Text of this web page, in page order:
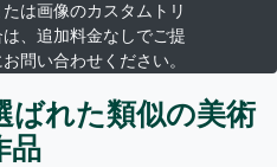
は画像のカスタムトリ
、追加料金なしでご提
問い合わせください。
ばれた類似の美術
品